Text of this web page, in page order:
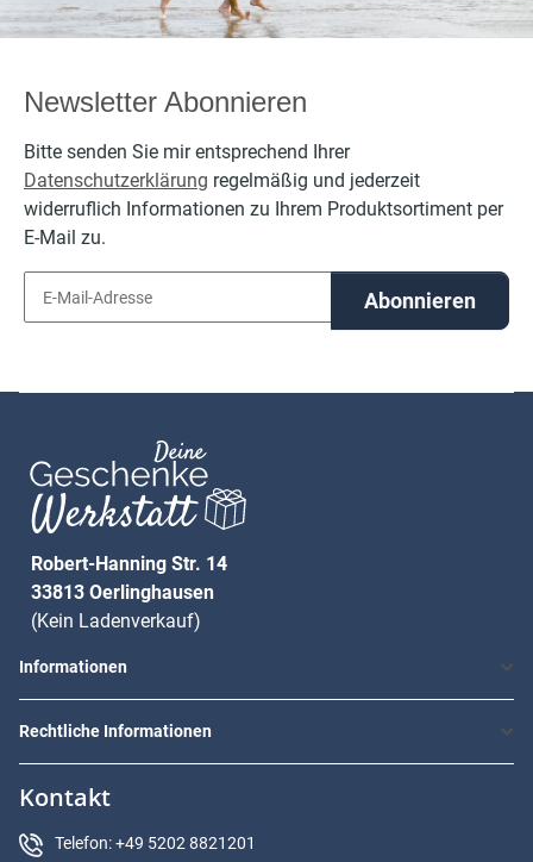
Newsletter Abonnieren
Bitte senden Sie mir entsprechend Ihrer
Datenschutzerklärung regelmäßig und jederzeit
widerruflich Informationen zu Ihrem Produktsortiment per
E-Mail zu.
Abonnieren
Robert-Hanning Str. 14
33813 Oerlinghausen
(Kein Ladenverkauf)
Informationen
Rechtliche Informationen
Kontakt
Telefon: +49 5202 8821201